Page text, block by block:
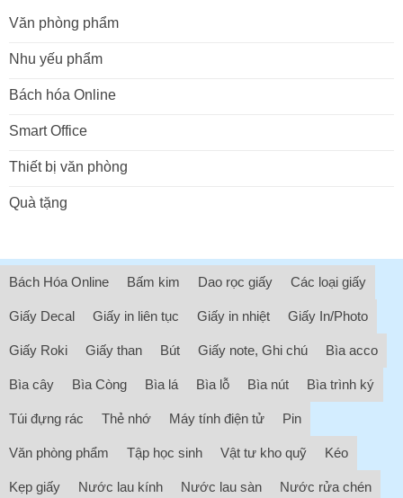
Văn phòng phẩm
Nhu yếu phẩm
Bách hóa Online
Smart Office
Thiết bị văn phòng
Quà tặng
Bách Hóa Online Bấm kim Dao rọc giấy Các loại giấy
Giấy Decal Giấy in liên tục Giấy in nhiệt Giấy In/Photo
Giấy Roki Giấy than Bút Giấy note, Ghi chú Bìa acco
Bìa cây Bìa Còng Bìa lá Bìa lỗ Bìa nút Bìa trình ký
Túi đựng rác Thẻ nhớ Máy tính điện tử Pin
Văn phòng phẩm Tập học sinh Vật tư kho quỹ Kéo
Kẹp giấy Nước lau kính Nước lau sàn Nước rửa chén